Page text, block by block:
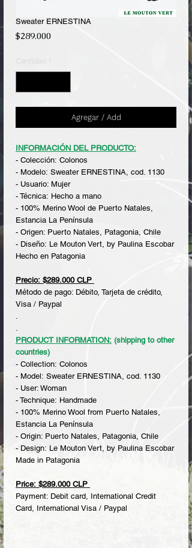
Sweater ERNESTINA
$289.000
Agregar / Add
INFORMACIÓN DEL PRODUCTO:
- Colección: Colonos
- Modelo: Sweater ERNESTINA, cod. 1130
- Usuario: Mujer
- Técnica: Hecho a mano
- 100% Merino Wool de Puerto Natales,
Estancia La Península
- Origen: Puerto Natales, Patagonia, Chile
- Diseño: Le Mouton Vert, by Paulina Escobar
Hecho en Patagonia
Precio: $289.000 CLP
Método de pago: Débito, Tarjeta de crédito,
Visa / Paypal
.
.
PRODUCT INFORMATION: (shipping to other
countries)
- Collection: Colonos
- Model: Sweater ERNESTINA, cod. 1130
- User: Woman
- Technique: Handmade
- 100% Merino Wool from Puerto Natales,
Estancia La Península
- Origin: Puerto Natales, Patagonia, Chile
- Design: Le Mouton Vert, by Paulina Escobar
Made in Patagonia
Price: $289.000 CLP
Payment: Debit card, International Credit
Card, International Visa / Paypal